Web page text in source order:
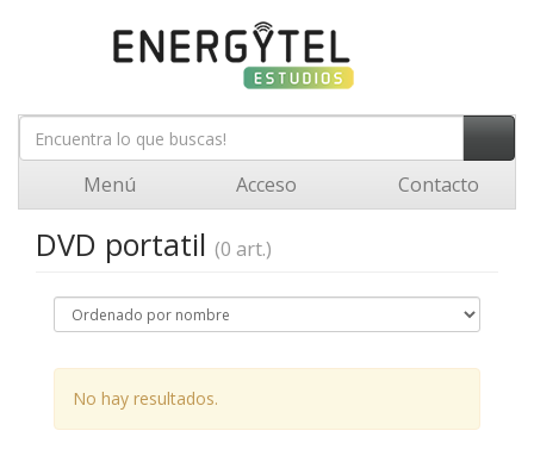
Menú Acceso Contacto
DVD portatil (0 art.)
No hay resultados.